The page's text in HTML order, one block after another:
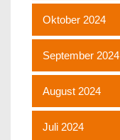
Oktober 2024
September 2024
August 2024
Juli 2024